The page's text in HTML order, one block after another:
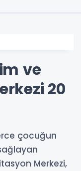
ve
20
çocuğun
Merkezi,